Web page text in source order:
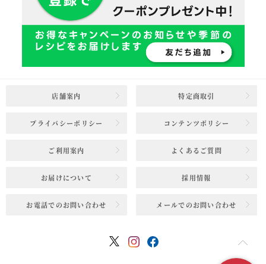
店舗案内 特定商取引
プライバシーポリシー コンテンツポリシー
ご利用案内 よくあるご質問
お届けについて 採用情報
お電話でのお問い合わせ メールでのお問い合わせ